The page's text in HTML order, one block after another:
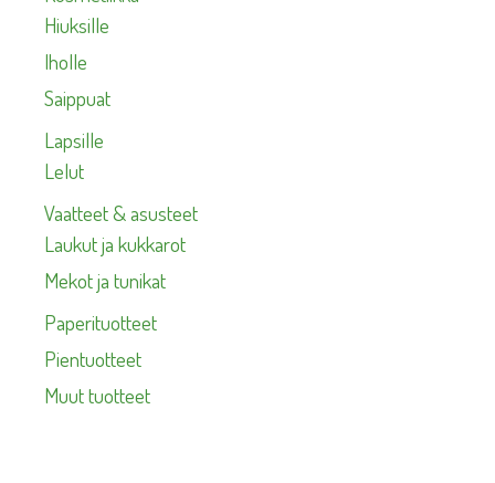
Hiuksille
Iholle
Saippuat
Lapsille
Lelut
Vaatteet & asusteet
Laukut ja kukkarot
Mekot ja tunikat
Paperituotteet
Pientuotteet
Muut tuotteet